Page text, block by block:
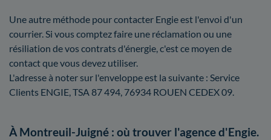
Une autre méthode pour contacter Engie est l'envoi d'un
courrier. Si vous comptez faire une réclamation ou une
résiliation de vos contrats d'énergie, c'est ce moyen de
contact que vous devez utiliser.
L'adresse à noter sur l'enveloppe est la suivante : Service
Clients ENGIE, TSA 87 494, 76934 ROUEN CEDEX 09.
À Montreuil-Juigné : où trouver l'agence d'Engie.